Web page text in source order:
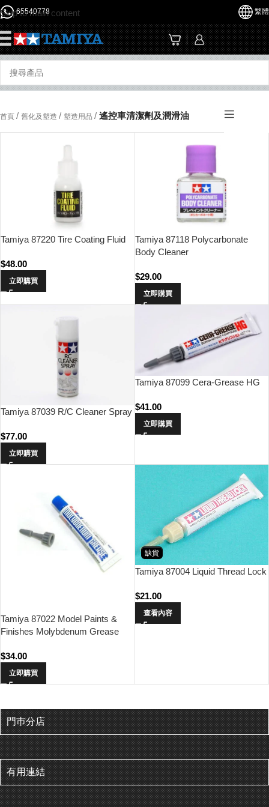
Skip to main content
65540778 繁體
首頁 / 舊化及塑造 / 塑造用品 / 遙控車清潔劑及潤滑油
Tamiya 87220 Tire Coating Fluid
$48.00
立即購買
Tamiya 87118 Polycarbonate
Body Cleaner
$29.00
立即購買
Tamiya 87039 R/C Cleaner Spray
$77.00
立即購買
Tamiya 87099 Cera-Grease HG
$41.00
立即購買
Tamiya 87022 Model Paints &
Finishes Molybdenum Grease
$34.00
立即購買
缺貨
Tamiya 87004 Liquid Thread Lock
$21.00
查看內容
門巿分店
有用連結